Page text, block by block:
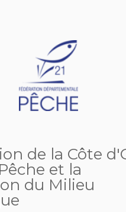
de la Côte
et la
du Milieu